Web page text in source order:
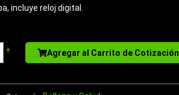
incluye reloj digital.
+ Agregar al Carrito de Cotización